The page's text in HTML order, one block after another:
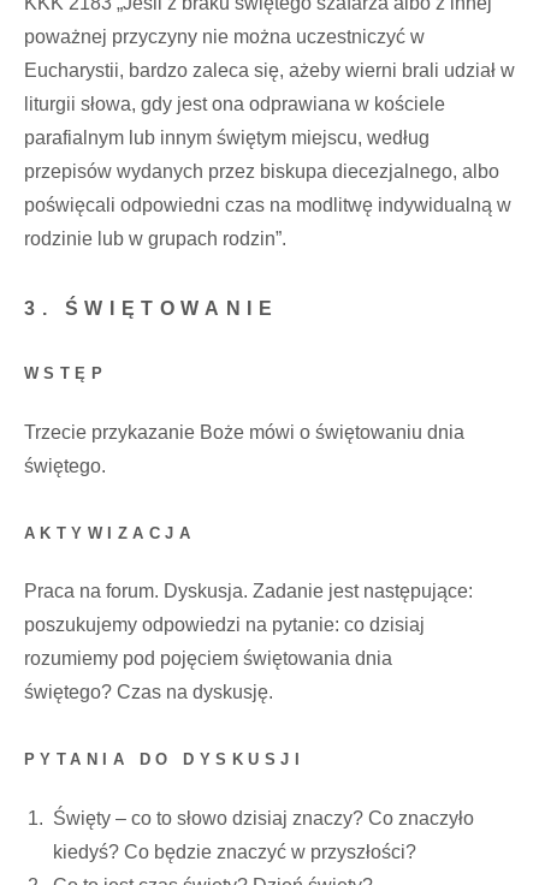
poważnej przyczyny nie można uczestniczyć w
Eucharystii, bardzo zaleca się, ażeby wierni brali udział w
liturgii słowa, gdy jest ona odprawiana w kościele
parafialnym lub innym świętym miejscu, według
przepisów wydanych przez biskupa diecezjalnego, albo
poświęcali odpowiedni czas na modlitwę indywidualną w
rodzinie lub w grupach rodzin”.
3. ŚWIĘTOWANIE
WSTĘP
Trzecie przykazanie Boże mówi o świętowaniu dnia
świętego.
AKTYWIZACJA
Praca na forum. Dyskusja. Zadanie jest następujące:
poszukujemy odpowiedzi na pytanie: co dzisiaj
rozumiemy pod pojęciem świętowania dnia
świętego? Czas na dyskusję.
PYTANIA DO DYSKUSJI
Święty – co to słowo dzisiaj znaczy? Co znaczyło
kiedyś? Co będzie znaczyć w przyszłości?